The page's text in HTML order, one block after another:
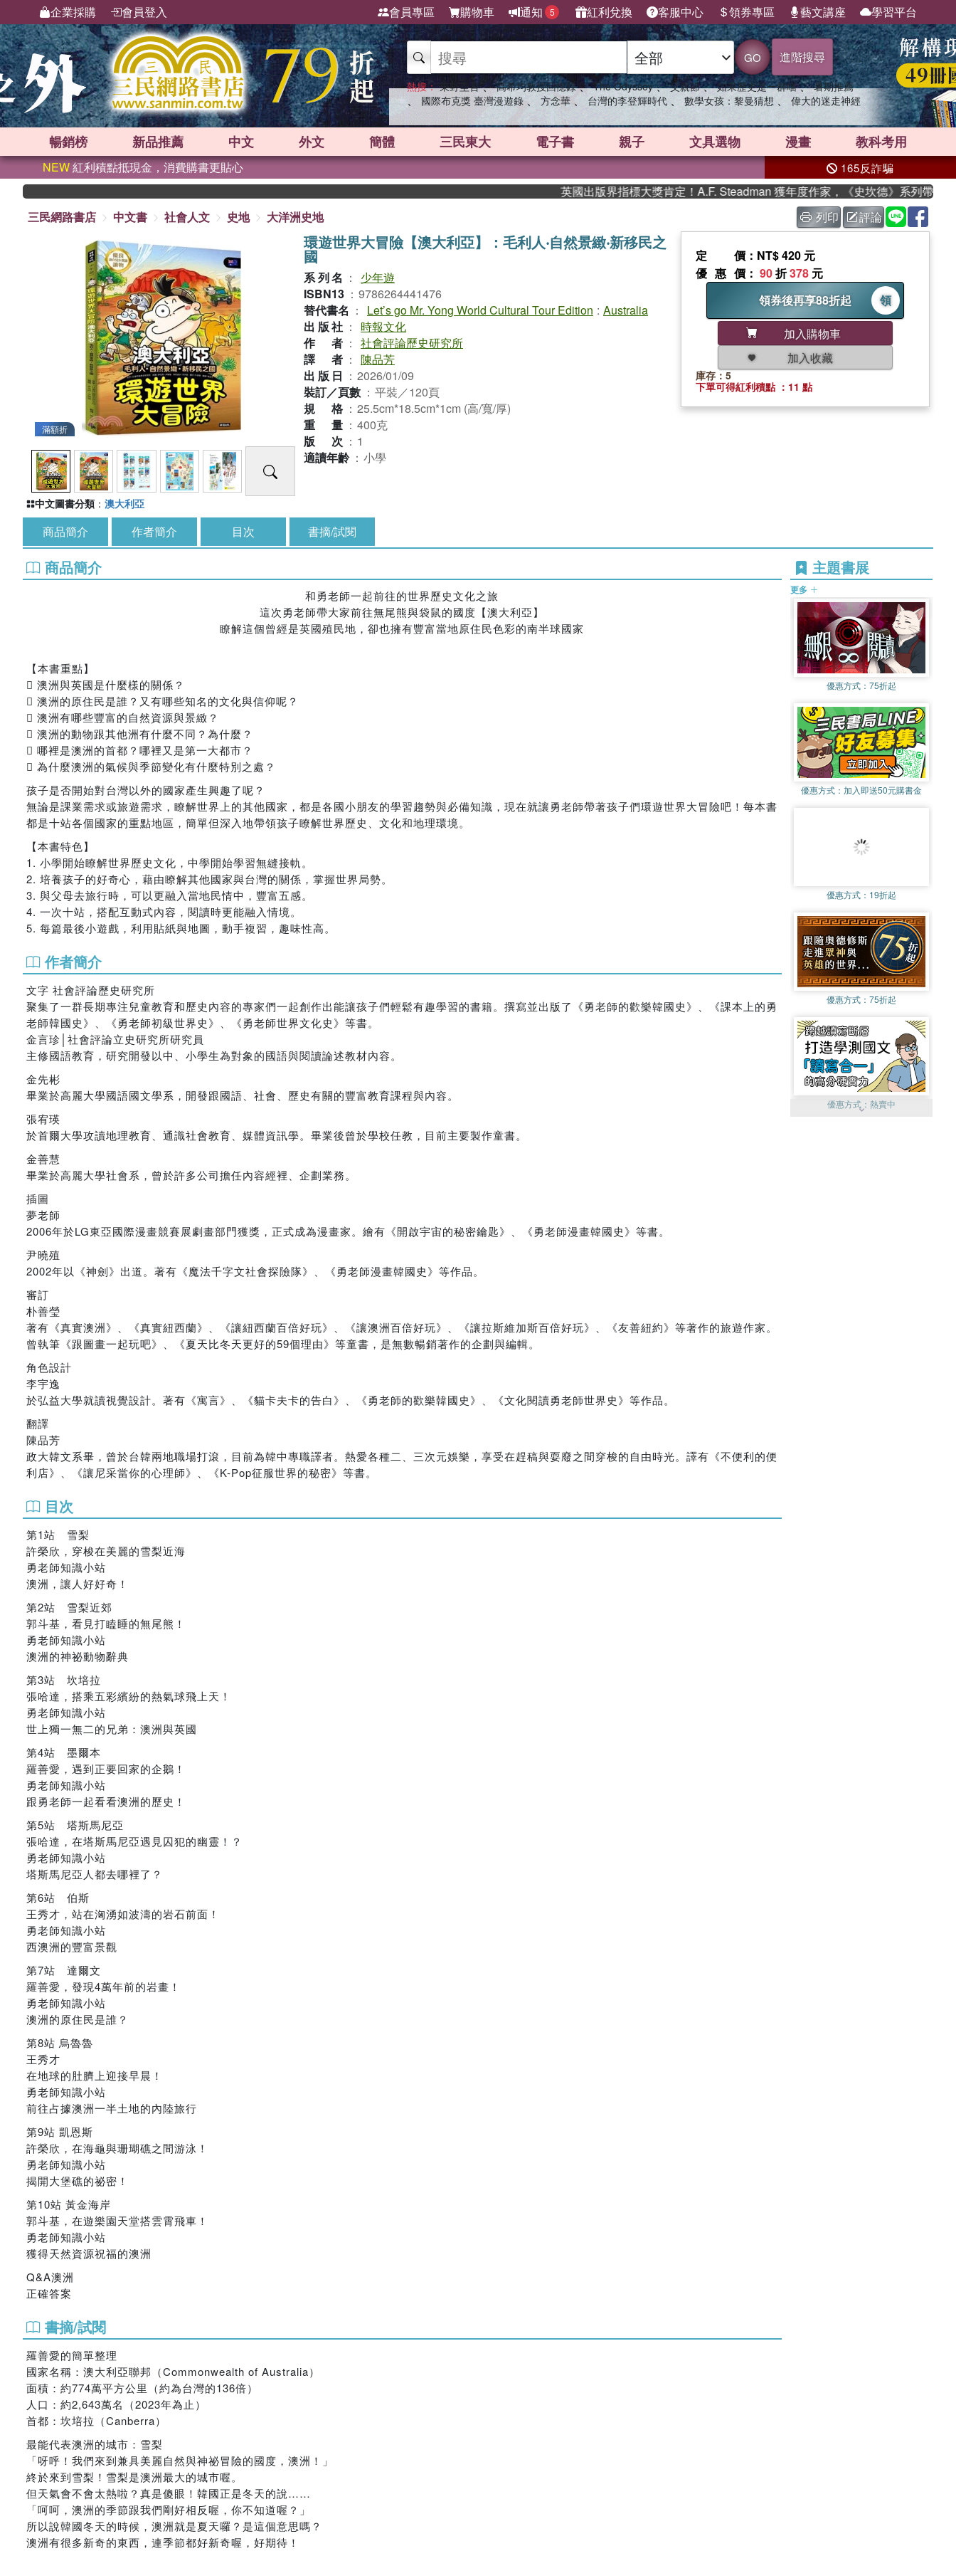
企業採購 會員登入 會員專區 購物車 通知 5 紅利兌換 客服中心 領券專區 藝文講座 學習平台
GO 進階搜尋
熱搜： 東野圭吾 、 高希均教授回憶錄 、 The Odyssey 、 父親節 、 如果歷史是一群喵 、 暑期推薦
、 國際布克獎 臺灣漫遊錄 、 方念華 、 台灣的李登輝時代 、 數學女孩：黎曼猜想 、 偉大的迷走神經
暢銷榜 新品推薦 中文 外文 簡體 三民東大 電子書 親子 文具選物 漫畫 教科考用
NEW紅利積點抵現金，消費購書更貼心 165反詐騙
英國出版界指標大獎肯定！A.F. Steadman 獲年度作家，《史坎德》系列帶你踏上熱血奇
三民網路書店
中文書 社會人文 史地 大洋洲史地 列印 評論
滿額折
環遊世界大冒險【澳大利亞】：毛利人‧自然景緻‧新移民之
國
系列名 ：
少年遊
ISBN13 ： 9786264441476
替代書名 ： Let’s go Mr. Yong World Cultural Tour Edition : Australia
出版社 ：
時報文化
作者 ： 社會評論歷史研究所
譯者 ： 陳品芳
出版日 ： 2026/01/09
裝訂／頁數 ： 平裝／120頁
規格 ： 25.5cm*18.5cm*1cm (高/寬/厚)
重量 ： 400克
版次 ： 1
適讀年齡 ： 小學
定價 ：NT$ 420 元
優惠價 ： 90折378 元
領券後再享88折起
領
加入購物車
加入收藏
庫存：5
下單可得紅利積點 ：11 點
中文圖書分類 ： 澳大利亞
商品簡介 作者簡介 目次 書摘/試閱
商品簡介
和勇老師一起前往的世界歷史文化之旅
這次勇老師帶大家前往無尾熊與袋鼠的國度【澳大利亞】
瞭解這個曾經是英國殖民地，卻也擁有豐富當地原住民色彩的南半球國家
【本書重點】
 澳洲與英國是什麼樣的關係？
 澳洲的原住民是誰？又有哪些知名的文化與信仰呢？
 澳洲有哪些豐富的自然資源與景緻？
 澳洲的動物跟其他洲有什麼不同？為什麼？
 哪裡是澳洲的首都？哪裡又是第一大都市？
 為什麼澳洲的氣候與季節變化有什麼特別之處？
孩子是否開始對台灣以外的國家產生興趣了呢？
無論是課業需求或旅遊需求，瞭解世界上的其他國家，都是各國小朋友的學習趨勢與必備知識，現在就讓勇老師帶著孩子們環遊世界大冒險吧！每本書
都是十站各個國家的重點地區，簡單但深入地帶領孩子瞭解世界歷史、文化和地理環境。
【本書特色】
1. 小學開始瞭解世界歷史文化，中學開始學習無縫接軌。
2. 培養孩子的好奇心，藉由瞭解其他國家與台灣的關係，掌握世界局勢。
3. 與父母去旅行時，可以更融入當地民情中，豐富五感。
4. 一次十站，搭配互動式內容，閱讀時更能融入情境。
5. 每篇最後小遊戲，利用貼紙與地圖，動手複習，趣味性高。
作者簡介
文字 社會評論歷史研究所
聚集了一群長期專注兒童教育和歷史內容的專家們一起創作出能讓孩子們輕鬆有趣學習的書籍。撰寫並出版了《勇老師的歡樂韓國史》、《課本上的勇
老師韓國史》、《勇老師初級世界史》、《勇老師世界文化史》等書。
金言珍│社會評論立史研究所研究員
主修國語教育，研究開發以中、小學生為對象的國語與閱讀論述教材內容。
金先彬
畢業於高麗大學國語國文學系，開發跟國語、社會、歷史有關的豐富教育課程與內容。
張宥瑛
於首爾大學攻讀地理教育、通識社會教育、媒體資訊學。畢業後曾於學校任教，目前主要製作童書。
金善慧
畢業於高麗大學社會系，曾於許多公司擔任內容經裡、企劃業務。
插圖
夢老師
2006年於LG東亞國際漫畫競賽展劇畫部門獲獎，正式成為漫畫家。繪有《開啟宇宙的秘密鑰匙》、《勇老師漫畫韓國史》等書。
尹曉殖
2002年以《神劍》出道。著有《魔法千字文社會探險隊》、《勇老師漫畫韓國史》等作品。
審訂
朴善瑩
著有《真實澳洲》、《真實紐西蘭》、《讓紐西蘭百倍好玩》、《讓澳洲百倍好玩》、《讓拉斯維加斯百倍好玩》、《友善紐約》等著作的旅遊作家。
曾執筆《跟圖畫一起玩吧》、《夏天比冬天更好的59個理由》等童書，是無數暢銷著作的企劃與編輯。
角色設計
李宇逸
於弘益大學就讀視覺設計。著有《寓言》、《貓卡夫卡的告白》、《勇老師的歡樂韓國史》、《文化閱讀勇老師世界史》等作品。
翻譯
陳品芳
政大韓文系畢，曾於台韓兩地職場打滾，目前為韓中專職譯者。熱愛各種二、三次元娛樂，享受在趕稿與耍廢之間穿梭的自由時光。譯有《不便利的便
利店》、《讓尼采當你的心理師》、《K-Pop征服世界的秘密》等書。
目次
第1站 雪梨
許榮欣，穿梭在美麗的雪梨近海
勇老師知識小站
澳洲，讓人好好奇！
第2站 雪梨近郊
郭斗基，看見打瞌睡的無尾熊！
勇老師知識小站
澳洲的神祕動物辭典
第3站 坎培拉
張哈達，搭乘五彩繽紛的熱氣球飛上天！
勇老師知識小站
世上獨一無二的兄弟：澳洲與英國
第4站 墨爾本
羅善愛，遇到正要回家的企鵝！
勇老師知識小站
跟勇老師一起看看澳洲的歷史！
第5站 塔斯馬尼亞
張哈達，在塔斯馬尼亞遇見囚犯的幽靈！？
勇老師知識小站
塔斯馬尼亞人都去哪裡了？
第6站 伯斯
王秀才，站在洶湧如波濤的岩石前面！
勇老師知識小站
西澳洲的豐富景觀
第7站 達爾文
羅善愛，發現4萬年前的岩畫！
勇老師知識小站
澳洲的原住民是誰？
第8站 烏魯魯
王秀才
在地球的肚臍上迎接早晨！
勇老師知識小站
前往占據澳洲一半土地的內陸旅行
第9站 凱恩斯
許榮欣，在海龜與珊瑚礁之間游泳！
勇老師知識小站
揭開大堡礁的祕密！
第10站 黃金海岸
郭斗基，在遊樂園天堂搭雲霄飛車！
勇老師知識小站
獲得天然資源祝福的澳洲
Q&A澳洲
正確答案
書摘/試閱
羅善愛的簡單整理
國家名稱：澳大利亞聯邦（Commonwealth of Australia）
面積：約774萬平方公里（約為台灣的136倍）
人口：約2,643萬名（2023年為止）
首都：坎培拉（Canberra）
最能代表澳洲的城市：雪梨
「呀呼！我們來到兼具美麗自然與神祕冒險的國度，澳洲！」
終於來到雪梨！雪梨是澳洲最大的城市喔。
但天氣會不會太熱啦？真是傻眼！韓國正是冬天的說……
「呵呵，澳洲的季節跟我們剛好相反喔，你不知道喔？」
所以說韓國冬天的時候，澳洲就是夏天囉？是這個意思嗎？
澳洲有很多新奇的東西，連季節都好新奇喔，好期待！
主題書展
更多
優惠方式： 75折起
優惠方式： 加入即送50元購書金
優惠方式： 19折起
優惠方式： 75折起
優惠方式： 熱賣中